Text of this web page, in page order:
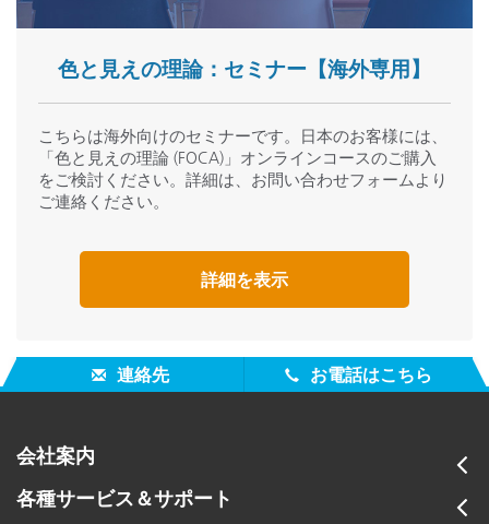
色と見えの理論：セミナー【海外専用】
こちらは海外向けのセミナーです。日本のお客様には、
「色と見えの理論 (FOCA)」オンラインコースのご購入
をご検討ください。詳細は、お問い合わせフォームより
ご連絡ください。
詳細を表示
連絡先 お電話はこちら
会社案内
各種サービス＆サポート